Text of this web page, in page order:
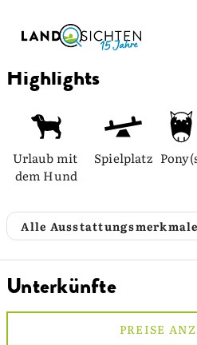
Highlights
Urlaub mit
dem Hund
Spielplatz
Alle
Unterkünfte
PREISE